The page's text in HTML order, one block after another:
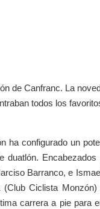
de Canfranc. La
todos los
ha configurado un
Barranco, e
Ciclista
carrera a pie para